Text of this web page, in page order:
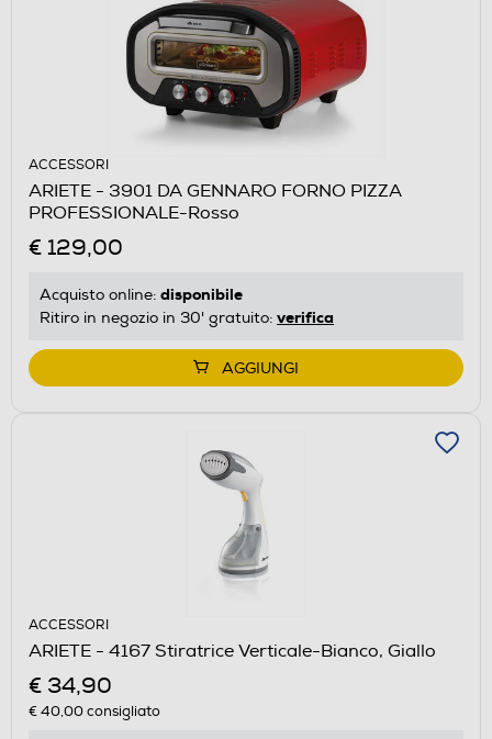
ACCESSORI
ARIETE - 3901 DA GENNARO FORNO PIZZA
PROFESSIONALE-Rosso
€ 129,00
Acquisto online: disponibile
Ritiro in negozio in 30' gratuito: verifica
AGGIUNGI
ACCESSORI
ARIETE - 4167 Stiratrice Verticale-Bianco, Giallo
€ 34,90
€ 40,00consigliato